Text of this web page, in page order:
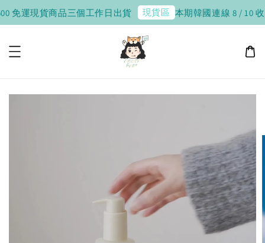
免運現貨商品三個工作日出貨 現貨區 本期韓國連線 8 / 10 收